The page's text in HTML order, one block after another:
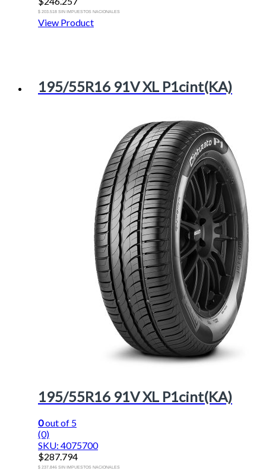
$ 203.518 SIN IMPUESTOS NACIONALES
View Product
195/55R16 91V XL P1cint(KA)
195/55R16 91V XL P1cint(KA)
0out of 5
(0)
SKU: 4075700
$287.794
$ 237.846 SIN IMPUESTOS NACIONALES